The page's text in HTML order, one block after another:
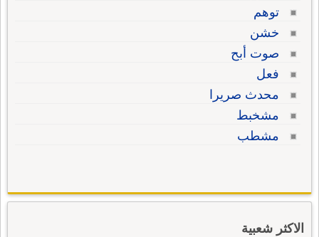
توهم
خشن
صوت أبح
فعل
محدث صريرا
مشخبط
مشطب
الاكثر شعبية